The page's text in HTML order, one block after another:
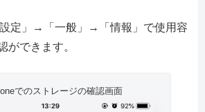
定」→「一般」→「情報」で使用容
ができます。
でのストレージの確認画面